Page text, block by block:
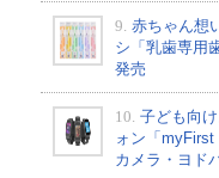
9. 赤ちゃん想
シ「乳歯専用
発売
10. 子ども向
ォン「myFirst
カメラ・ヨド